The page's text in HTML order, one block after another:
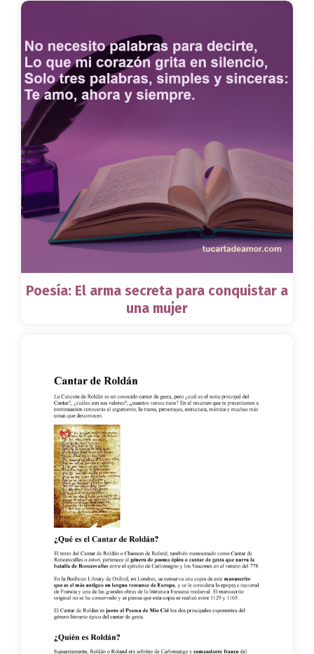
Poesía: El arma secreta para conquistar a
una mujer